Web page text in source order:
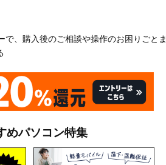
で、購入後のご相談や操作のお困りごと
めパソコン特集